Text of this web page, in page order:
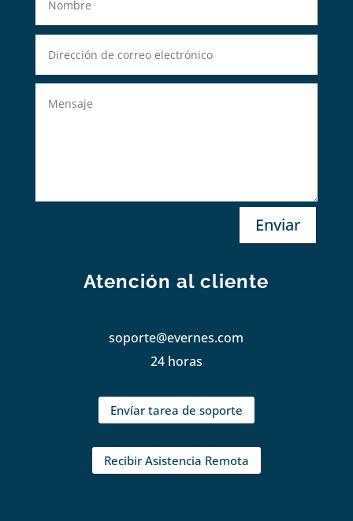
Enviar
Atención al cliente
soporte@evernes.com
24 horas
Envíar tarea de soporte
Recibir Asistencia Remota